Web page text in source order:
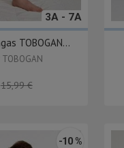
3A - 7A
TOBOGAN...
15,99 €
-10 %